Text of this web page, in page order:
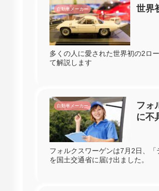
自動車メーカー 世界
多くの人に愛された世界初の2ロ
て解説します
自動車メーカー
フォ
に不
フォルクスワーゲンは7月2日、
を国土交通省に届け出ました。